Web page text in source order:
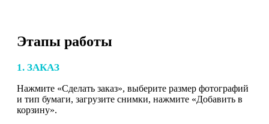
Этапы работы
1. ЗАКАЗ
Нажмите «Сделать заказ», выберите размер фотографий
и тип бумаги, загрузите снимки, нажмите «Добавить в
корзину».